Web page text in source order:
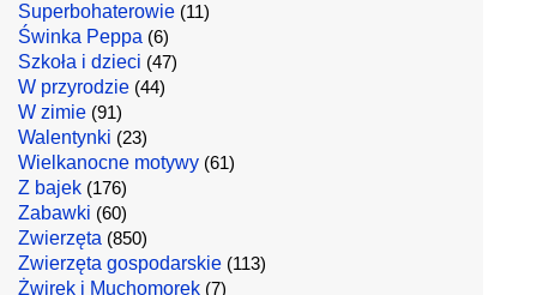
Superbohaterowie (11)
Świnka Peppa (6)
Szkoła i dzieci (47)
W przyrodzie (44)
W zimie (91)
Walentynki (23)
Wielkanocne motywy (61)
Z bajek (176)
Zabawki (60)
Zwierzęta (850)
Zwierzęta gospodarskie (113)
Żwirek i Muchomorek (7)